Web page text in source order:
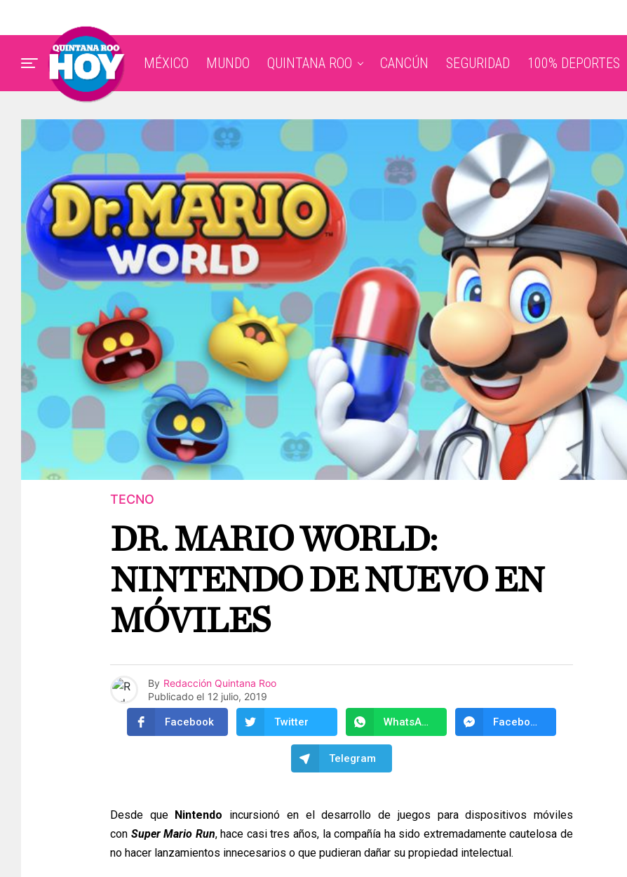
MÉXICO MUNDO QUINTANA ROO CANCÚN SEGURIDAD 100% DEPORTES
TECNO
DR. MARIO WORLD:
NINTENDO DE NUEVO EN
MÓVILES
By Redacción Quintana Roo
Publicado el 12 julio, 2019
Facebook Twitter WhatsApp Facebook Messenger
Telegram
Desde que Nintendo incursionó en el desarrollo de juegos para dispositivos móviles
con Super Mario Run, hace casi tres años, la compañía ha sido extremadamente cautelosa de
no hacer lanzamientos innecesarios o que pudieran dañar su propiedad intelectual.